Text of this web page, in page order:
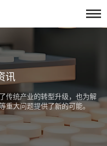
讯
传统产业的转型升级，也为解
大问题提供了新的可能。